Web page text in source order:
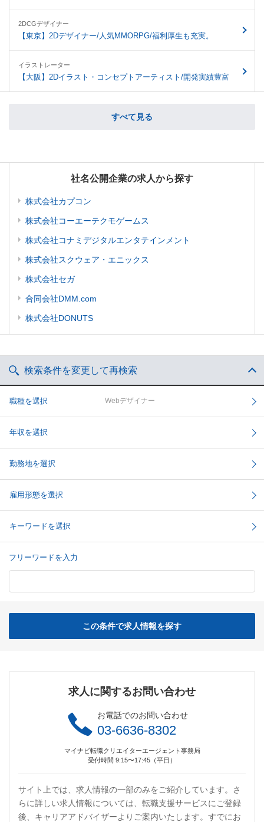
2DCGデザイナー
【東京】2Dデザイナー/人気MMORPG/福利厚生も充実。
イラストレーター
【大阪】2Dイラスト・コンセプトアーティスト/開発実績豊富
すべて見る
社名公開企業の求人から探す
株式会社カプコン
株式会社コーエーテクモゲームス
株式会社コナミデジタルエンタテインメント
株式会社スクウェア・エニックス
株式会社セガ
合同会社DMM.com
株式会社DONUTS
検索条件を変更して再検索
職種を選択 Webデザイナー
年収を選択
勤務地を選択
雇用形態を選択
キーワードを選択
フリーワードを入力
この条件で求人情報を探す
求人に関するお問い合わせ
お電話でのお問い合わせ
03-6636-8302
マイナビ転職クリエイターエージェント事務局
受付時間 9:15〜17:45（平日）
サイト上では、求人情報の一部のみをご紹介しています。さ
らに詳しい求人情報については、転職支援サービスにご登録
後、キャリアアドバイザーよりご案内いたします。すでにお